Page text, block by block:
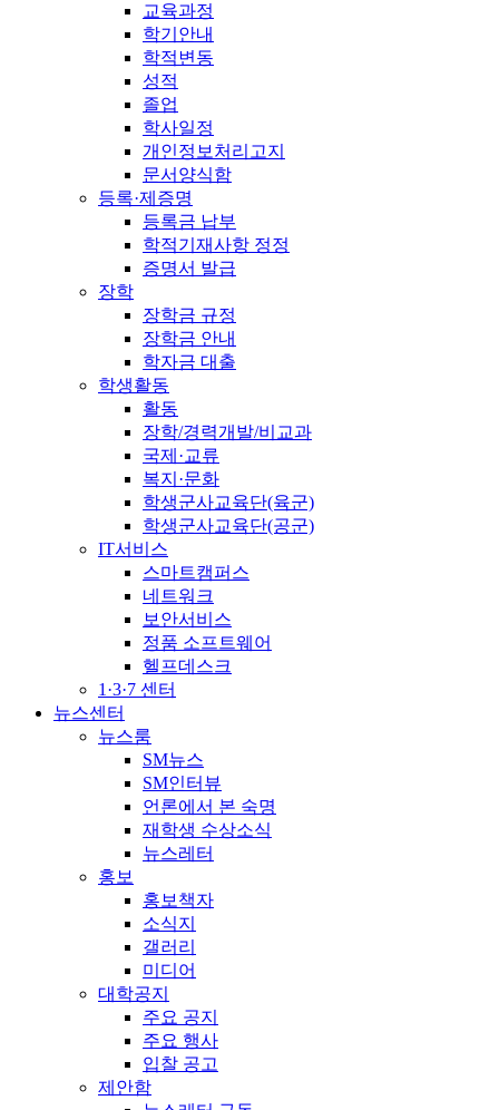
교육과정
학기안내
학적변동
성적
졸업
학사일정
개인정보처리고지
문서양식함
등록·제증명
등록금 납부
학적기재사항 정정
증명서 발급
장학
장학금 규정
장학금 안내
학자금 대출
학생활동
활동
장학/경력개발/비교과
국제·교류
복지·문화
학생군사교육단(육군)
학생군사교육단(공군)
IT서비스
스마트캠퍼스
네트워크
보안서비스
정품 소프트웨어
헬프데스크
1·3·7 센터
뉴스센터
뉴스룸
SM뉴스
SM인터뷰
언론에서 본 숙명
재학생 수상소식
뉴스레터
홍보
홍보책자
소식지
갤러리
미디어
대학공지
주요 공지
주요 행사
입찰 공고
제안함